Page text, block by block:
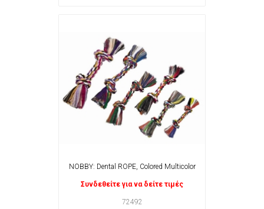
NOBBY: Dental ROPE, Colored Multicolor
Συνδεθείτε για να δείτε τιμές
72492